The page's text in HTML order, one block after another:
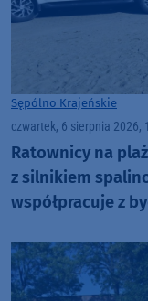
Sępólno Krajeńskie
czwartek, 6 sierpnia 2026,
Ratownicy na
z silnikiem
współpracuje z